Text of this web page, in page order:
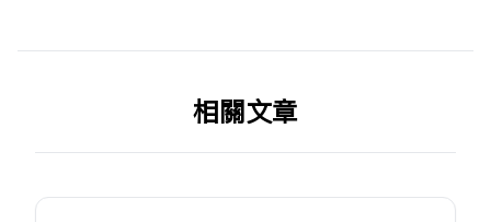
相关文章